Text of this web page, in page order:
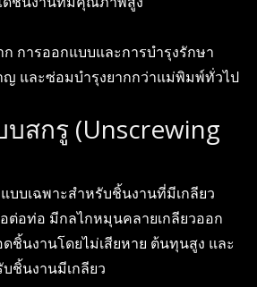
การออกแบบและการบำรุงรักษา
ญ และซ่อมบำรุงยากกว่าแม่พิมพ์ทั่วไป
สกรู (Unscrewing
บเฉพาะสำหรับชิ้นงานที่มีเกลียว
ต่อท่อ มีกลไกหมุนคลายเกลียวออก
ชิ้นงานโดยไม่เสียหาย ต้นทุนสูง และ
ชิ้นงานมีเกลียว